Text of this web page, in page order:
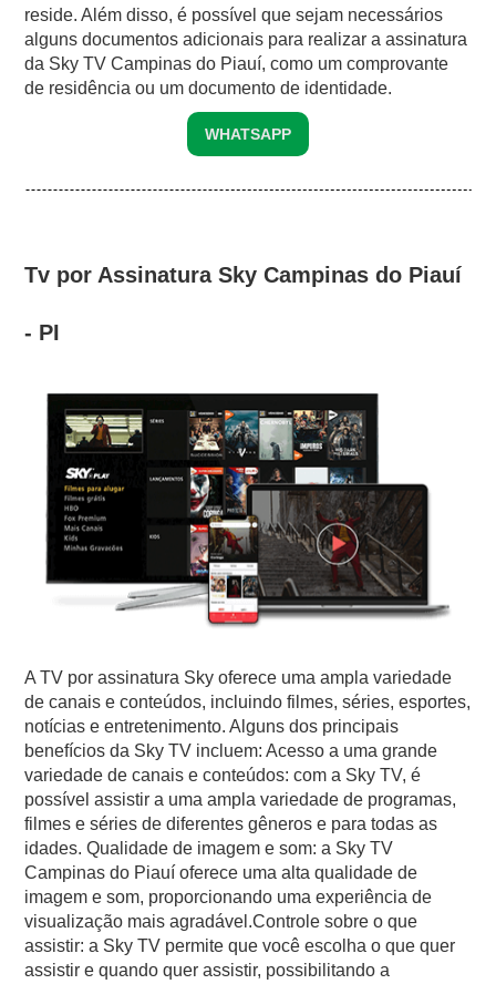
reside. Além disso, é possível que sejam necessários
alguns documentos adicionais para realizar a assinatura
da Sky TV Campinas do Piauí, como um comprovante
de residência ou um documento de identidade.
WHATSAPP
Tv por Assinatura Sky Campinas do Piauí
- PI
A TV por assinatura Sky oferece uma ampla variedade
de canais e conteúdos, incluindo filmes, séries, esportes,
notícias e entretenimento. Alguns dos principais
benefícios da Sky TV incluem: Acesso a uma grande
variedade de canais e conteúdos: com a Sky TV, é
possível assistir a uma ampla variedade de programas,
filmes e séries de diferentes gêneros e para todas as
idades. Qualidade de imagem e som: a Sky TV
Campinas do Piauí oferece uma alta qualidade de
imagem e som, proporcionando uma experiência de
visualização mais agradável.Controle sobre o que
assistir: a Sky TV permite que você escolha o que quer
assistir e quando quer assistir, possibilitando a